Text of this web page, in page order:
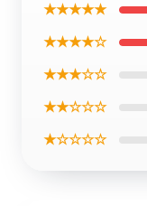
★★★★★
★★★★☆
★★★☆☆
★★☆☆☆
★☆☆☆☆